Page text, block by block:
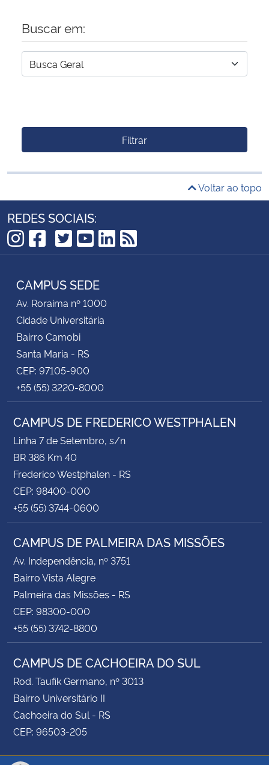
Buscar em:
Filtrar
Voltar ao topo
REDES SOCIAIS:
Instagram
Facebook
TikTok
Twitter
YouTube
LinkedIn
RSS
CAMPUS SEDE
Av. Roraima nº 1000
Cidade Universitária
Bairro Camobi
Santa Maria - RS
CEP: 97105-900
+55 (55) 3220-8000
CAMPUS DE FREDERICO WESTPHALEN
Linha 7 de Setembro, s/n
BR 386 Km 40
Frederico Westphalen - RS
CEP: 98400-000
+55 (55) 3744-0600
CAMPUS DE PALMEIRA DAS MISSÕES
Av. Independência, nº 3751
Bairro Vista Alegre
Palmeira das Missões - RS
CEP: 98300-000
+55 (55) 3742-8800
CAMPUS DE CACHOEIRA DO SUL
Rod. Taufik Germano, nº 3013
Bairro Universitário II
Cachoeira do Sul - RS
CEP: 96503-205